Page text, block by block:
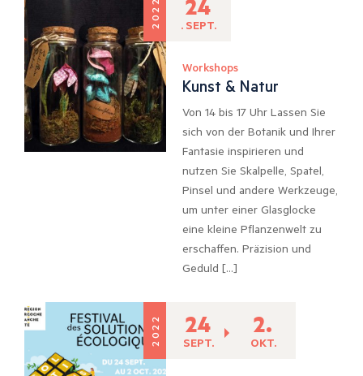
2022 24
. SEPT.
Workshops
Kunst & Natur
Von 14 bis 17 Uhr Lassen Sie
sich von der Botanik und Ihrer
Fantasie inspirieren und
nutzen Sie Skalpelle, Spatel,
Pinsel und andere Werkzeuge,
um unter einer Glasglocke
eine kleine Pflanzenwelt zu
erschaffen. Präzision und
Geduld […]
2022 24
SEPT.
2.
OKT.